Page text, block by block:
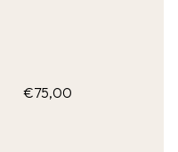
€75,00